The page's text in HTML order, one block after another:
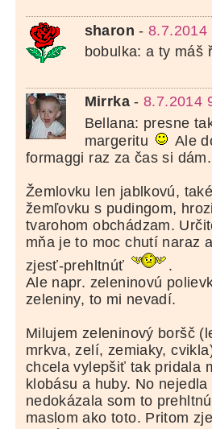
sharon -8.7.2014
bobulka: a ty máš
Mirrka-8.7.2014
Bellana: presne
margeritu
Ale
formaggi raz za čas si dám.
Žemlovku len jablkovú,
žemľovku s pudingom,
tvarohom obchádzam.
mňa je to moc chutí naraz
zjesť-prehltnúť
.
Ale napr. zeleninovú
zeleniny, to mi nevadí.
Milujem zeleninový boršč
mrkva, zelí, zemiaky,
chcela vylepšiť tak pridala
klobásu a huby. No
nedokázala som to
maslom ako toto. Pritom